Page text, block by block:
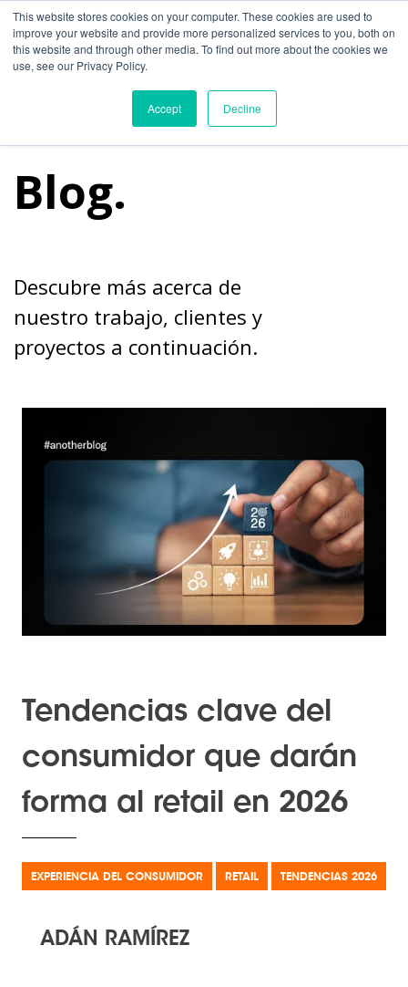
This website stores cookies on your computer. These cookies are used to
improve your website and provide more personalized services to you, both on
this website and through other media. To find out more about the cookies we
use, see our Privacy Policy.
Accept Decline
de retail
Blog.
Descubre más acerca de
nuestro trabajo, clientes y
proyectos a continuación.
Tendencias clave del
consumidor que darán
forma al retail en 2026
EXPERIENCIA DEL CONSUMIDOR RETAIL TENDENCIAS 2026
ADÁN RAMÍREZ